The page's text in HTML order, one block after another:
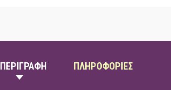
ΠΕΡΙΓΡΑΦΗ ΠΛΗΡΟΦΟΡΙΕΣ